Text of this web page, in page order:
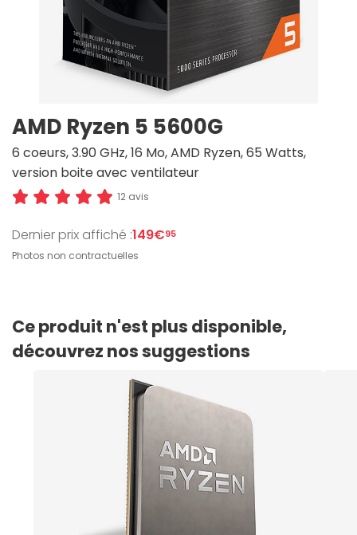
AMD Ryzen 5 5600G
6 coeurs, 3.90 GHz, 16 Mo, AMD Ryzen, 65 Watts,
version boite avec ventilateur
12 avis
Dernier prix affiché :149€95
Photos non contractuelles
Ce produit n'est plus disponible,
découvrez nos suggestions